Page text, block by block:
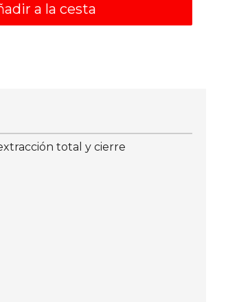
a la cesta
total y cierre